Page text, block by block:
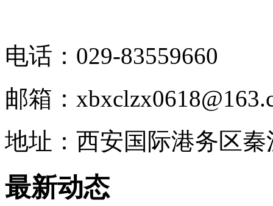
电话：029-83559660
邮箱：
地址：西安国际港务区秦
最新动态